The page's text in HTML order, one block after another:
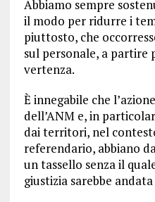
Abbiamo sempre
il modo per ridurre i
piuttosto, che
sul personale, a partire
vertenza.
È innegabile che
dell’ANM e, in
dai territori, nel
referendario, abbiano
un tassello senza il
giustizia sarebbe